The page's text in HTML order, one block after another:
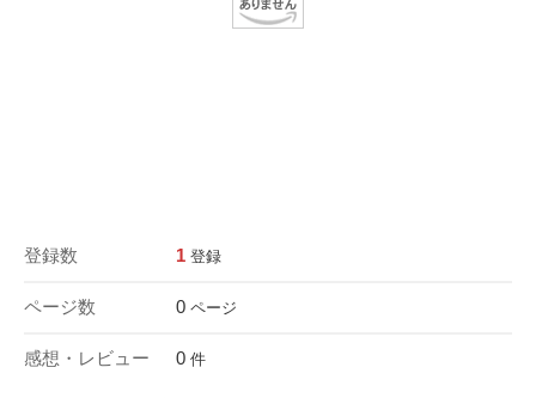
登録数 1 登録
ページ数 0 ページ
感想・レビュー 0 件